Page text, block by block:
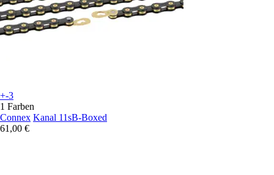
+-3
1 Farben
Connex Kanal 11sB-Boxed
61,00 €